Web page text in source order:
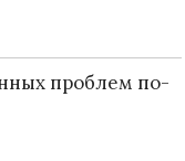
проблем по-